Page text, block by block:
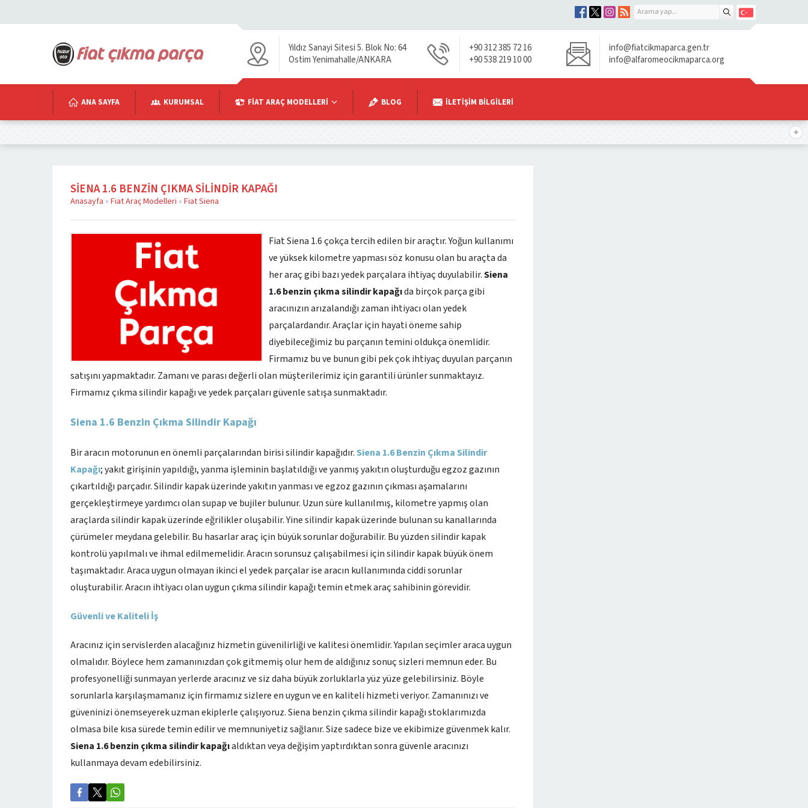
Yıldız Sanayi Sitesi 5. Blok No: 64
Ostim Yenimahalle/ANKARA
+90 312 385 72 16
+90 538 219 10 00
info@fiatcikmaparca.gen.tr
info@alfaromeocikmaparca.org
ANA SAYFA KURUMSAL FIAT ARAÇ MODELLERI BLOG İLETIŞIM BILGILERI
SIENA 1.6 BENZIN ÇIKMA SILINDIR KAPAĞI
Anasayfa » Fiat Araç Modelleri » Fiat Siena
Fiat Siena 1.6 çokça tercih edilen bir araçtır. Yoğun kullanımı
ve yüksek kilometre yapması söz konusu olan bu araçta da
her araç gibi bazı yedek parçalara ihtiyaç duyulabilir.Siena
1.6 benzin çıkma silindir kapağıda birçok parça gibi
aracınızın arızalandığı zaman ihtiyacı olan yedek
parçalardandır. Araçlar için hayati öneme sahip
diyebileceğimiz bu parçanın temini oldukça önemlidir.
Firmamız bu ve bunun gibi pek çok ihtiyaç duyulan parçanın
satışını yapmaktadır. Zamanı ve parası değerli olan müşterilerimiz için garantili ürünler sunmaktayız.
Firmamız çıkma silindir kapağı ve yedek parçaları güvenle satışa sunmaktadır.
Siena 1.6 Benzin Çıkma Silindir Kapağı
Bir aracın motorunun en önemli parçalarından birisi silindir kapağıdır. Siena 1.6 Benzin Çıkma Silindir
Kapağı; yakıt girişinin yapıldığı, yanma işleminin başlatıldığı ve yanmış yakıtın oluşturduğu egzoz gazının
çıkartıldığı parçadır. Silindir kapak üzerinde yakıtın yanması ve egzoz gazının çıkması aşamalarını
gerçekleştirmeye yardımcı olan supap ve bujiler bulunur. Uzun süre kullanılmış, kilometre yapmış olan
araçlarda silindir kapak üzerinde eğrilikler oluşabilir. Yine silindir kapak üzerinde bulunan su kanallarında
çürümeler meydana gelebilir. Bu hasarlar araç için büyük sorunlar doğurabilir. Bu yüzden silindir kapak
kontrolü yapılmalı ve ihmal edilmemelidir. Aracın sorunsuz çalışabilmesi için silindir kapak büyük önem
taşımaktadır. Araca uygun olmayan ikinci el yedek parçalar ise aracın kullanımında ciddi sorunlar
oluşturabilir. Aracın ihtiyacı olan uygun çıkma silindir kapağı temin etmek araç sahibinin görevidir.
Güvenli ve Kaliteli İş
Aracınız için servislerden alacağınız hizmetin güvenilirliği ve kalitesi önemlidir. Yapılan seçimler araca uygun
olmalıdır. Böylece hem zamanınızdan çok gitmemiş olur hem de aldığınız sonuç sizleri memnun eder. Bu
profesyonelliği sunmayan yerlerde aracınız ve siz daha büyük zorluklarla yüz yüze gelebilirsiniz. Böyle
sorunlarla karşılaşmamanız için firmamız sizlere en uygun ve en kaliteli hizmeti veriyor. Zamanınızı ve
güveninizi önemseyerek uzman ekiplerle çalışıyoruz. Siena benzin çıkma silindir kapağı stoklarımızda
olmasa bile kısa sürede temin edilir ve memnuniyetiz sağlanır. Size sadece bize ve ekibimize güvenmek kalır.
Siena 1.6 benzin çıkma silindir kapağıaldıktan veya değişim yaptırdıktan sonra güvenle aracınızı
kullanmaya devam edebilirsiniz.
Fiat Çıkma Yedek Parça